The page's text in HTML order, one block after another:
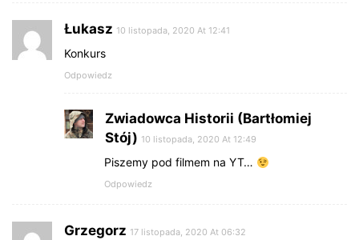
Łukasz 10 listopada, 2020 At 12:41
Konkurs
Odpowiedz
Zwiadowca Historii (Bartłomiej
Stój) 10 listopada, 2020 At 12:49
Piszemy pod filmem na YT…
Odpowiedz
Grzegorz 17 listopada, 2020 At 06:32